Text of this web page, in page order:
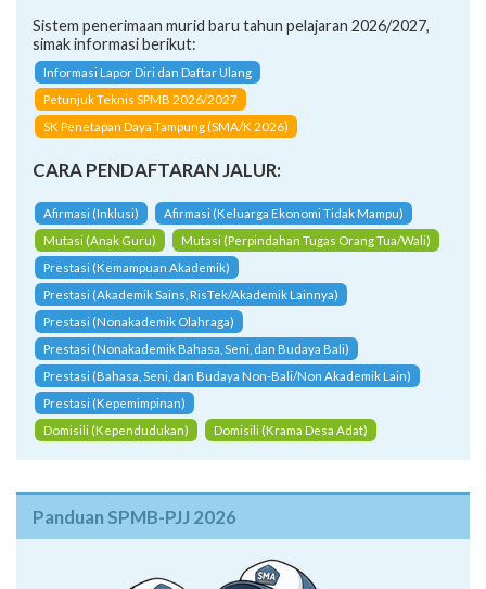
Sistem penerimaan murid baru tahun pelajaran 2026/2027,
simak informasi berikut:
Informasi Lapor Diri dan Daftar Ulang
Petunjuk Teknis SPMB 2026/2027
SK Penetapan Daya Tampung (SMA/K 2026)
CARA PENDAFTARAN JALUR:
Afirmasi (Inklusi)
Afirmasi (Keluarga Ekonomi Tidak Mampu)
Mutasi (Anak Guru)
Mutasi (Perpindahan Tugas Orang Tua/Wali)
Prestasi (Kemampuan Akademik)
Prestasi (Akademik Sains, RisTek/Akademik Lainnya)
Prestasi (Nonakademik Olahraga)
Prestasi (Nonakademik Bahasa, Seni, dan Budaya Bali)
Prestasi (Bahasa, Seni, dan Budaya Non-Bali/Non Akademik Lain)
Prestasi (Kepemimpinan)
Domisili (Kependudukan)
Domisili (Krama Desa Adat)
Panduan SPMB-PJJ 2026